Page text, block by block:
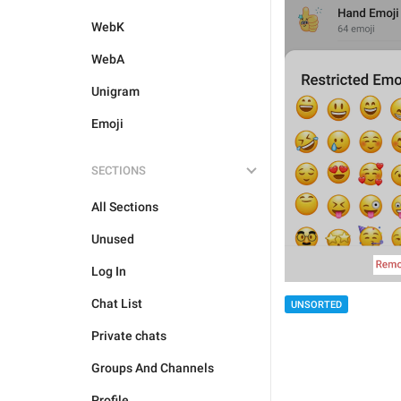
WebK
WebA
Unigram
Emoji
SECTIONS
All Sections
Unused
Log In
Chat List
Private chats
Groups And Channels
UNSORTED